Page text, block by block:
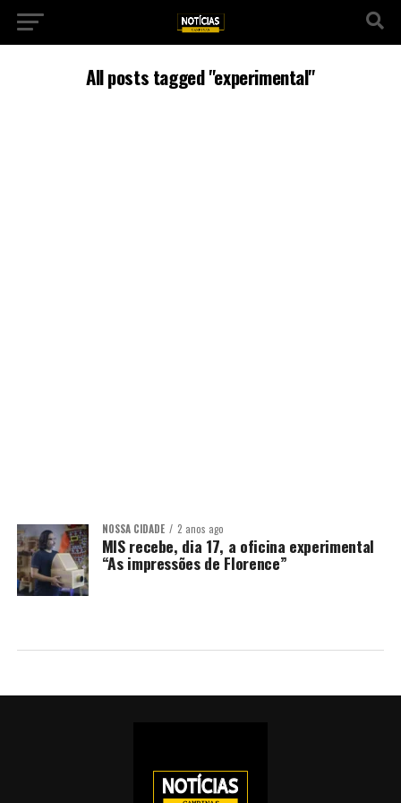
All posts tagged "experimental"
NOSSA CIDADE 2 anos ago
MIS recebe, dia 17, a oficina experimental
“As impressões de Florence”